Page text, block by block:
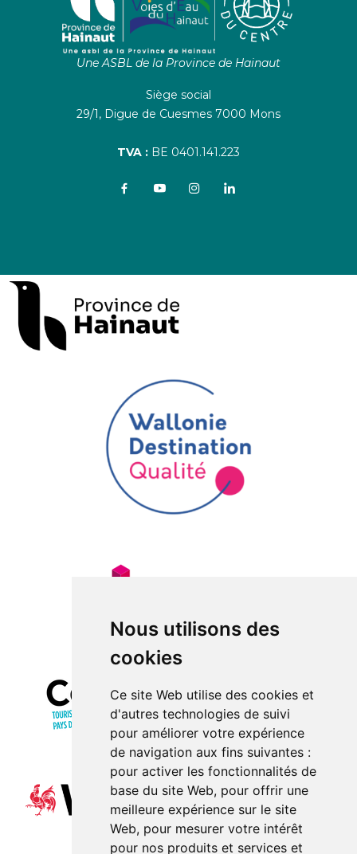
Nous utilisons des
cookies
Ce site Web utilise des cookies et
d'autres technologies de suivi
pour améliorer votre expérience
de navigation aux fins suivantes :
pour activer les fonctionnalités de
base du site Web, pour offrir une
meilleure expérience sur le site
Web, pour mesurer votre intérêt
pour nos produits et services et
Une ASBL de la Province de Hainaut
Siège social
29/1, Digue de Cuesmes 7000 Mons
TVA : BE 0401.141.223